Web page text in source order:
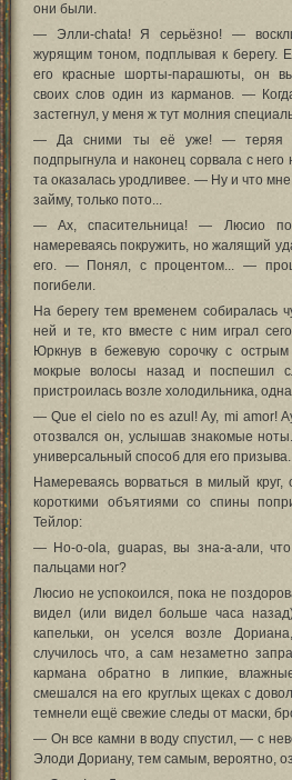
они были.
— Элли-chata! Я серьёзно! —
журящим тоном, подплывая к берегу.
его красные шорты-парашюты, он
своих слов один из карманов. —
застегнул, у меня ж тут молния
— Да сними ты её уже! — теряя
подпрыгнула и наконец сорвала с него
та оказалась уродливее. — Ну и что
займу, только пото...
— Ах, спасительница! — Люсио
намереваясь покружить, но жалящий
его. — Понял, с процентом... —
погибели.
На берегу тем временем собиралась
ней и те, кто вместе с ним играл
Юркнув в бежевую сорочку с
мокрые волосы назад и поспешил
пристроилась возле холодильника,
— Que el cielo no es azul! Ay, mi amor!
отозвался он, услышав знакомые
универсальный способ для его
Намереваясь ворваться в милый
короткими объятиями со спины
Тейлор:
— Hо-о-ola, guapas, вы зна-а-али,
пальцами ног?
Люсио не успокоился, пока не
видел (или видел больше часа
капельки, он уселся возле
случилось что, а сам незаметно
кармана обратно в липкие,
смешался на его круглых щеках с
темнели ещё свежие следы от маски,
— Он все камни в воду спустил, — с
Элоди Дориану, тем самым, вероятно,